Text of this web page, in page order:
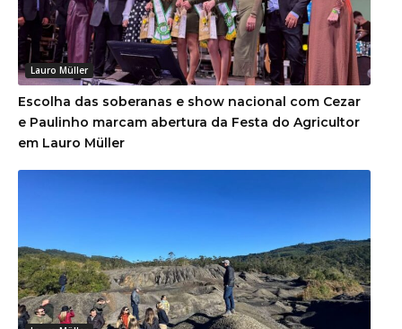
Lauro Müller
Escolha das soberanas e show nacional com Cezar
e Paulinho marcam abertura da Festa do Agricultor
em Lauro Müller